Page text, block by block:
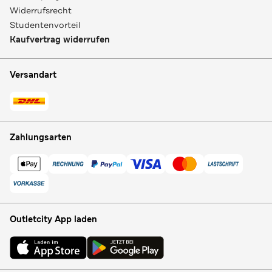
Widerrufsrecht
Studentenvorteil
Kaufvertrag widerrufen
Versandart
Zahlungsarten
Outletcity App laden